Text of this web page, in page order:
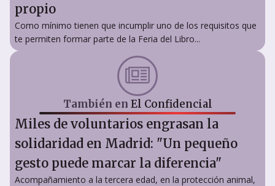
propio
Como mínimo tienen que incumplir uno de los requisitos que
te permiten formar parte de la Feria del Libro...
También en El Confidencial
Miles de voluntarios engrasan la
solidaridad en Madrid: "Un pequeño
gesto puede marcar la diferencia"
Acompañamiento a la tercera edad, en la protección animal,